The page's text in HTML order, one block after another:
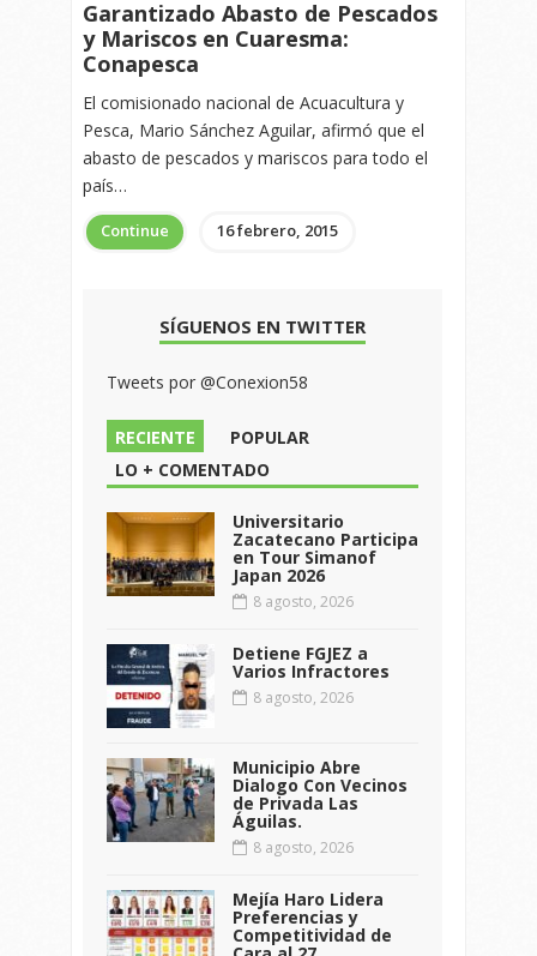
Garantizado Abasto de Pescados
y Mariscos en Cuaresma:
Conapesca
El comisionado nacional de Acuacultura y
Pesca, Mario Sánchez Aguilar, afirmó que el
abasto de pescados y mariscos para todo el
país…
Continue 16 febrero, 2015
SÍGUENOS EN TWITTER
Tweets por @Conexion58
RECIENTE
POPULAR
LO + COMENTADO
Universitario
Zacatecano Participa
en Tour Simanof
Japan 2026
8 agosto, 2026
Detiene FGJEZ a
Varios Infractores
8 agosto, 2026
Municipio Abre
Dialogo Con Vecinos
de Privada Las
Águilas.
8 agosto, 2026
Mejía Haro Lidera
Preferencias y
Competitividad de